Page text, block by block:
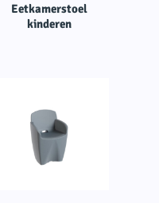
Eetkamerstoel
kinderen